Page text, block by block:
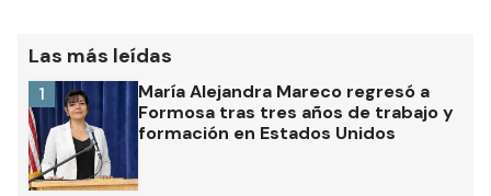
Las más leídas
María Alejandra Mareco regresó a
Formosa tras tres años de trabajo y
formación en Estados Unidos
1